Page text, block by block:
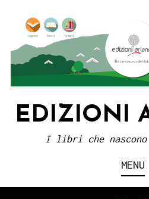
content
EDIZIONI
I libri che nascono
MENU